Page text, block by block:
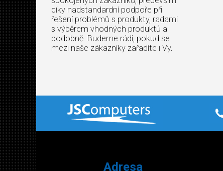
díky nadstandardní podpoře při
řešení problémů s produkty, radami
s výběrem vhodných produktů a
podobně. Budeme rádi, pokud se
mezi naše zákazníky zařadíte i Vy.
Adresa